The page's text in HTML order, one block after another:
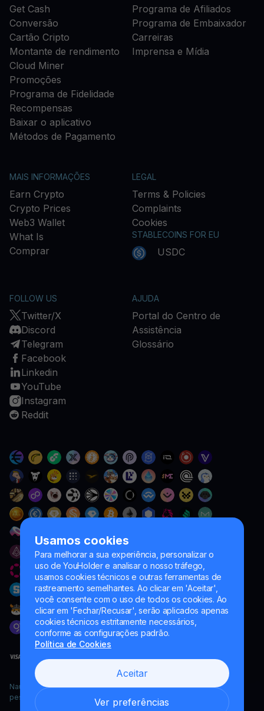
Usamos cookies
Para melhorar a sua experiência, personalizar o
uso de YouHolder e analisar o nosso tráfego,
usamos cookies técnicos e outras ferramentas de
rastreamento semelhantes. Ao clicar em 'Aceitar',
você consente com o uso de todos os cookies. Ao
clicar em 'Fechar/Recusar', serão aplicados apenas
cookies técnicos estritamente necessários,
conforme as configurações padrão.
Política de Cookies
Aceitar
Ver preferências
Get Cash
Conversão
Cartão Cripto
Montante de rendimento
Cloud Miner
Promoções
Programa de Fidelidade
Recompensas
Baixar o aplicativo
Métodos de Pagamento
Programa de Afiliados
Programa de Embaixador
Carreiras
Imprensa e Mídia
MAIS INFORMAÇÕES
Earn Crypto
Crypto Prices
Web3 Wallet
What Is
Comprar
LEGAL
Terms & Policies
Complaints
Cookies
STABLECOINS FOR EU
USDC
FOLLOW US
Twitter/X
Discord
Telegram
Facebook
Linkedin
YouTube
Instagram
Reddit
AJUDA
Portal do Centro de
Assistência
Glossário
Naumard LTD. – apenas para fins de desenvolvimento de TI,
pesquisa e marketing